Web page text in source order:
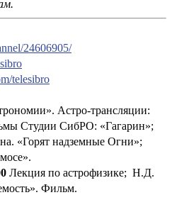
24606905/
telesibro
Астро-трансляции:
Студии СибРО: «Гагарин»;
«Горят надземные Огни»;
Лекция по астрофизике; Н.Д.
Фильм.